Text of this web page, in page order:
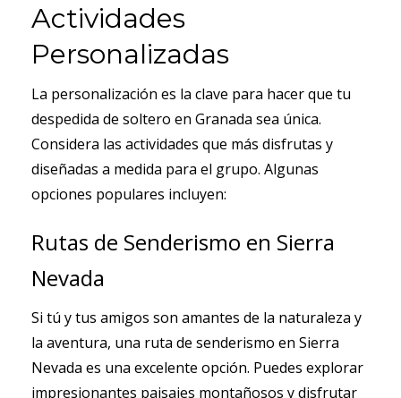
Actividades
Personalizadas
La personalización es la clave para hacer que tu
despedida de soltero en Granada sea única.
Considera las actividades que más disfrutas y
diseñadas a medida para el grupo. Algunas
opciones populares incluyen:
Rutas de Senderismo en Sierra
Nevada
Si tú y tus amigos son amantes de la naturaleza y
la aventura, una ruta de senderismo en Sierra
Nevada es una excelente opción. Puedes explorar
impresionantes paisajes montañosos y disfrutar